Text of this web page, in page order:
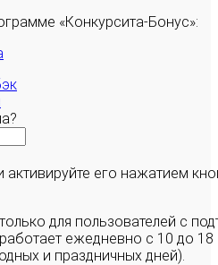
«Конкурсита-Бонус»:
активируйте его нажатием
для пользователей с
ежедневно с 10 до
и праздничных дней).